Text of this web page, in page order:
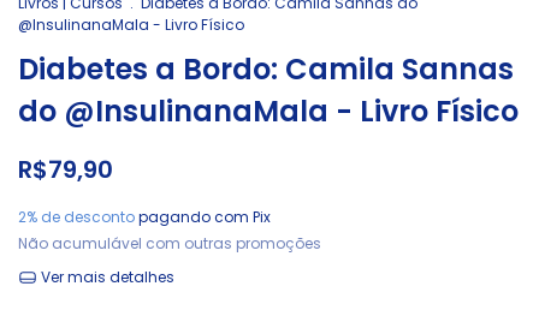
@InsulinanaMala - Livro Físico
Diabetes a Bordo: Camila Sannas
do @InsulinanaMala - Livro Físico
R$79,90
2% de descontopagando com Pix
Não acumulável com outras promoções
Ver mais detalhes